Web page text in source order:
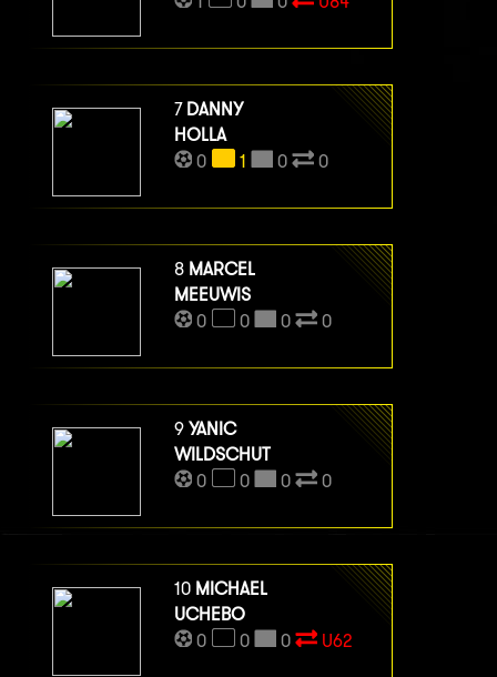
7 DANNY
HOLLA
0
1 0 0
8 MARCEL
MEEUWIS
0
0 0 0
9 YANIC
WILDSCHUT
0
0 0 0
10 MICHAEL
UCHEBO
0
0 0 U62